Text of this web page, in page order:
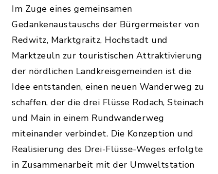
Im Zuge eines gemeinsamen
Gedankenaustauschs der Bürgermeister von
Redwitz, Marktgraitz, Hochstadt und
Marktzeuln zur touristischen Attraktivierung
der nördlichen Landkreisgemeinden ist die
Idee entstanden, einen neuen Wanderweg zu
schaffen, der die drei Flüsse Rodach, Steinach
und Main in einem Rundwanderweg
miteinander verbindet. Die Konzeption und
Realisierung des Drei-Flüsse-Weges erfolgte
in Zusammenarbeit mit der Umweltstation